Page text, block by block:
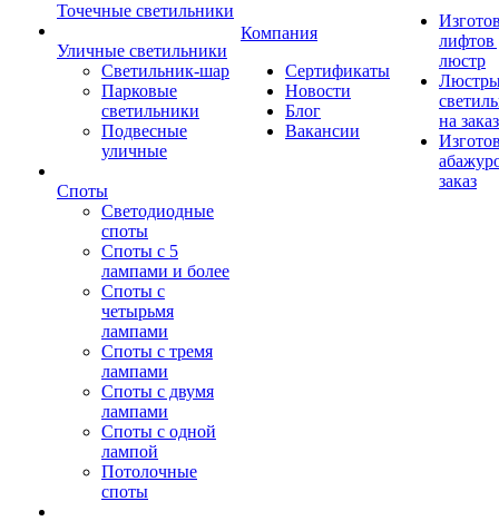
Точечные светильники
Уличные светильники
Светильник-шар
Парковые
светильники
Подвесные
уличные
Споты
Светодиодные
споты
Споты с 5
лампами и более
Споты с
четырьмя
лампами
Споты с тремя
лампами
Споты с двумя
лампами
Споты с одной
лампой
Потолочные
споты
Компания
Сертификаты
Новости
Блог
Вакансии
лифтов
люстр
на заказ
заказ